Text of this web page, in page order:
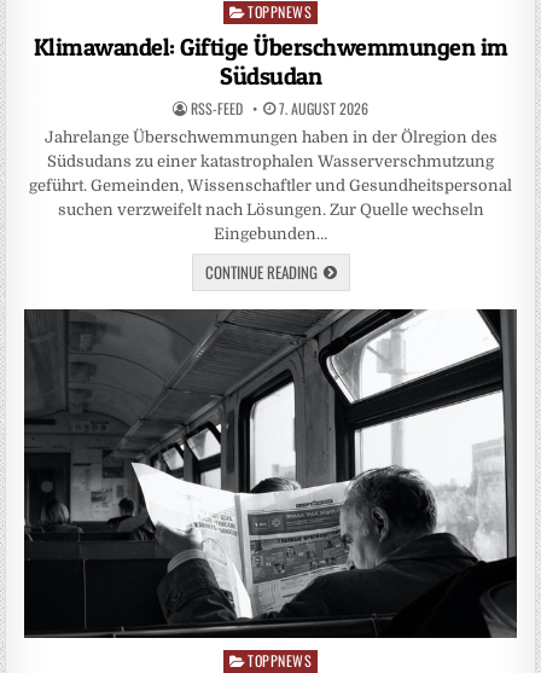
Posted
in
TOPPNEWS
Klimawandel: Giftige Überschwemmungen im
Südsudan
RSS-FEED 7. AUGUST 2026
Jahrelange Überschwemmungen haben in der Ölregion des
Südsudans zu einer katastrophalen Wasserverschmutzung
geführt. Gemeinden, Wissenschaftler und Gesundheitspersonal
suchen verzweifelt nach Lösungen. Zur Quelle wechseln
Eingebunden…
CONTINUE READING
Posted
TOPPNEWS